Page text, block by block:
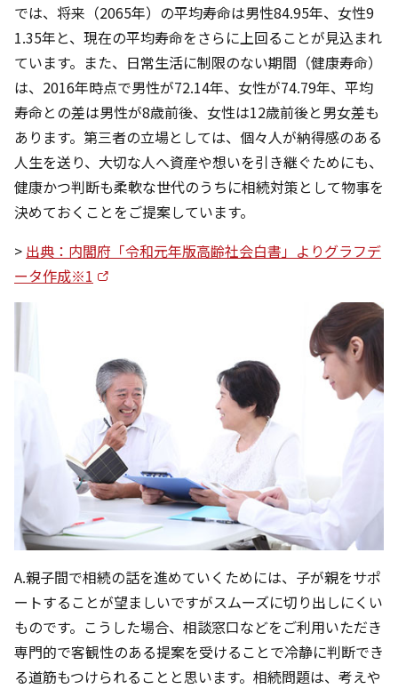
では、将来（2065年）の平均寿命は男性84.95年、女性9
1.35年と、現在の平均寿命をさらに上回ることが見込まれ
ています。また、日常生活に制限のない期間（健康寿命）
は、2016年時点で男性が72.14年、女性が74.79年、平均
寿命との差は男性が8歳前後、女性は12歳前後と男女差も
あります。第三者の立場としては、個々人が納得感のある
人生を送り、大切な人へ資産や想いを引き継ぐためにも、
健康かつ判断も柔軟な世代のうちに相続対策として物事を
決めておくことをご提案しています。
> 出典：内閣府「令和元年版高齢社会白書」よりグラフデ
ータ作成※1
A.親子間で相続の話を進めていくためには、子が親をサポ
ートすることが望ましいですがスムーズに切り出しにくい
ものです。こうした場合、相談窓口などをご利用いただき
専門的で客観性のある提案を受けることで冷静に判断でき
る道筋もつけられることと思います。相続問題は、考えや